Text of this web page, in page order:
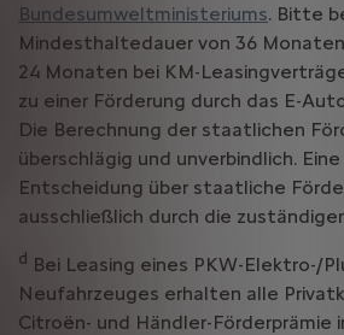
Bundesumweltministeriums. Bitte
Mindesthaltedauer von 36
24 Monaten bei KM-
zu einer Förderung durch das E-
Die Berechnung der staatlichen
überschlägig und unverbindlich.
Entscheidung über staatliche
ausschließlich durch die
d Bei Leasing eines PKW-Elektro-/
Neufahrzeuges erhalten alle
Citroën- und Händler-Förderprämie